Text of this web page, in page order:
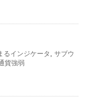
るインジケータ
サブウ
貨強弱